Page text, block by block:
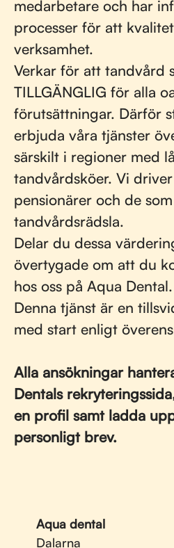
medarbetare och har
processer för att
verksamhet.
Verkar för att tandvård
TILLGÄNGLIG för alla
förutsättningar. Därför
erbjuda våra tjänster
särskilt i regioner med
tandvårdsköer. Vi
pensionärer och de
tandvårdsrädsla.
Delar du dessa
övertygade om att du
hos oss på Aqua Dental.
Denna tjänst är en
med start enligt
Alla ansökningar
Dentals
en profil samt ladda
personligt brev.
Aqua dental
Dalarna